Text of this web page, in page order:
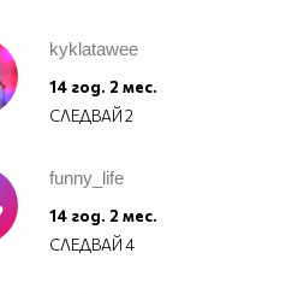
kyklatawee
14 год. 2 мес.
СЛЕДВАЙ2
funny_life
14 год. 2 мес.
СЛЕДВАЙ4